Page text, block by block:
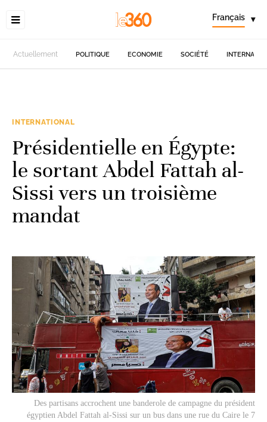
Français ▾
Actuellement POLITIQUE ECONOMIE SOCIÉTÉ
INTERNATIONAL
Présidentielle en Égypte:
le sortant Abdel Fattah al-
Sissi vers un troisième
mandat
Des partisans accrochent une banderole de campagne du président
égyptien Abdel Fattah al-Sissi sur un bus dans une rue du Caire le 7